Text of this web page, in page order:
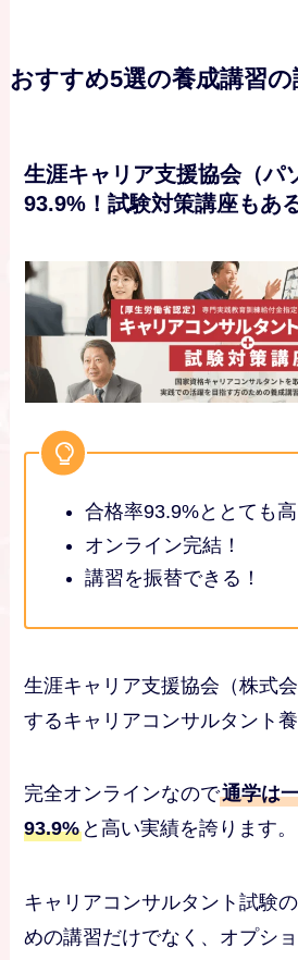
おすすめ5選の養成講習
生涯キャリア支援協会（パ
93.9%！試験対策講座もあ
合格率93.9%ととても高
オンライン完結！
講習を振替できる！
生涯キャリア支援協会（株式
するキャリアコンサルタント養
完全オンラインなので通学は
93.9% と高い実績を誇ります。
キャリアコンサルタント試験
めの講習だけでなく、オプシ